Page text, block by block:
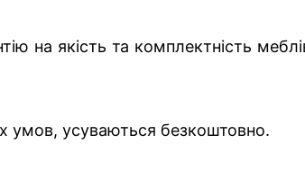
на якість та комплектність
умов, усуваються безкоштовно.